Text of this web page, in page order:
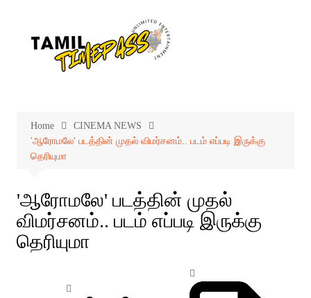
Home
CINEMA NEWS
'ஆரோமலே' படத்தின் முதல் விமர்சனம்.. படம் எப்படி இருக்கு
தெரியுமா
'ஆரோமலே' படத்தின் முதல்
விமர்சனம்.. படம் எப்படி இருக்கு
தெரியுமா